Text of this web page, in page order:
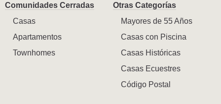
Comunidades Cerradas
Casas
Apartamentos
Townhomes
Otras Categorías
Mayores de 55 Años
Casas con Piscina
Casas Históricas
Casas Ecuestres
Código Postal